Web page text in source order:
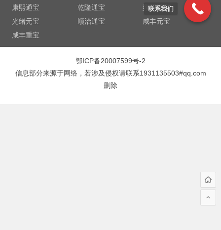
康熙通宝
乾隆通宝
雍正通宝
光绪元宝
顺治通宝
咸丰元宝
咸丰重宝
鄂ICP备20007599号-2
信息部分来源于网络，若涉及侵权请联系1931135503#qq.com
删除
联系我们